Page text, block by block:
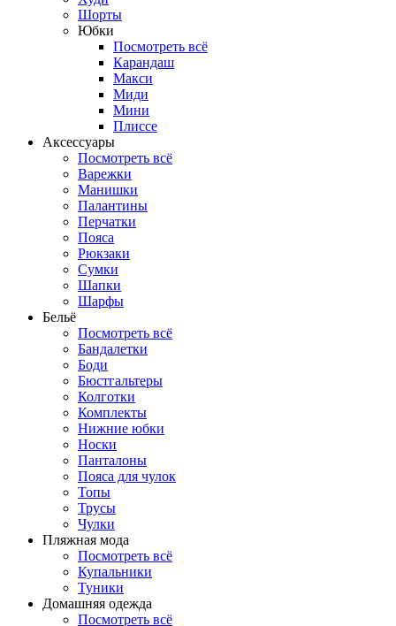
Шорты
Юбки
Посмотреть всё
Карандаш
Макси
Миди
Мини
Плиссе
Аксессуары
Посмотреть всё
Варежки
Манишки
Палантины
Перчатки
Пояса
Рюкзаки
Сумки
Шапки
Шарфы
Бельё
Посмотреть всё
Бандалетки
Боди
Бюстгальтеры
Колготки
Комплекты
Нижние юбки
Носки
Панталоны
Поясa для чулок
Топы
Трусы
Чулки
Пляжная мода
Посмотреть всё
Купальники
Туники
Домашняя одежда
Посмотреть всё